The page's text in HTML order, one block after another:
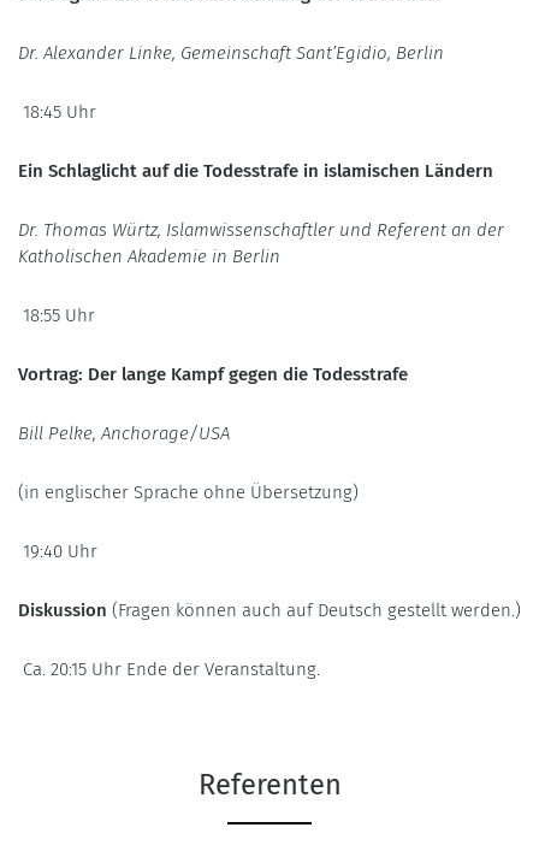
Dr. Alexander Linke, Gemeinschaft Sant’Egidio, Berlin
18:45 Uhr
Ein Schlaglicht auf die Todesstrafe in islamischen Ländern
Dr. Thomas Würtz, Islamwissenschaftler und Referent an der
Katholischen Akademie in Berlin
18:55 Uhr
Vortrag: Der lange Kampf gegen die Todesstrafe
Bill Pelke, Anchorage/USA
(in englischer Sprache ohne Übersetzung)
19:40 Uhr
Diskussion (Fragen können auch auf Deutsch gestellt werden.)
Ca. 20:15 Uhr Ende der Veranstaltung.
Referenten